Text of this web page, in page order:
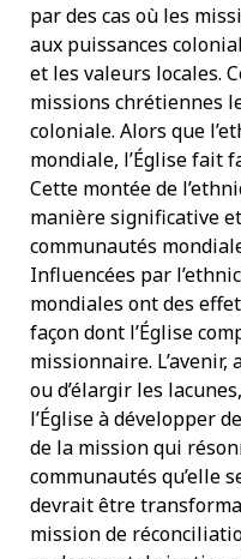
par des cas où les
aux puissances
et les valeurs locales.
missions chrétiennes
coloniale. Alors que
mondiale, l’Église fait
Cette montée de
manière significative
communautés
Influencées par
mondiales ont des
façon dont l’Église
missionnaire.
ou d’élargir les
l’Église à développer
de la mission qui
communautés qu’elle
devrait être
mission de